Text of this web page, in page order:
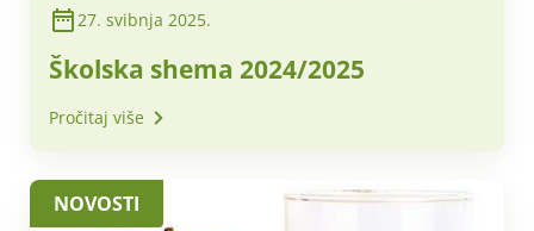
27. svibnja 2025.
Školska shema 2024/2025
Pročitaj više
NOVOSTI